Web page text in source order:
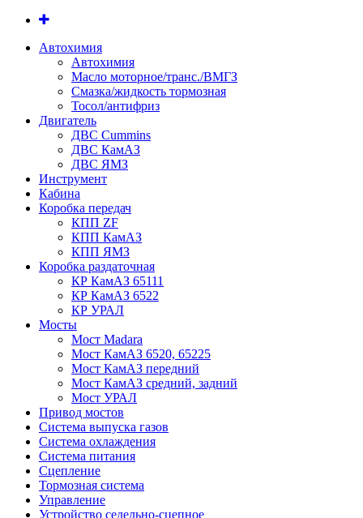
Автохимия
Автохимия
Масло моторное/транс./ВМГЗ
Смазка/жидкость тормозная
Тосол/антифриз
Двигатель
ДВС Cummins
ДВС КамАЗ
ДВС ЯМЗ
Инструмент
Кабина
Коробка передач
КПП ZF
КПП КамАЗ
КПП ЯМЗ
Коробка раздаточная
КР КамАЗ 65111
КР КамАЗ 6522
КР УРАЛ
Мосты
Мост Madara
Мост КамАЗ 6520, 65225
Мост КамАЗ передний
Мост КамАЗ средний, задний
Мост УРАЛ
Привод мостов
Система выпуска газов
Система охлаждения
Система питания
Сцепление
Тормозная система
Управление
Устройство седельно-сцепное